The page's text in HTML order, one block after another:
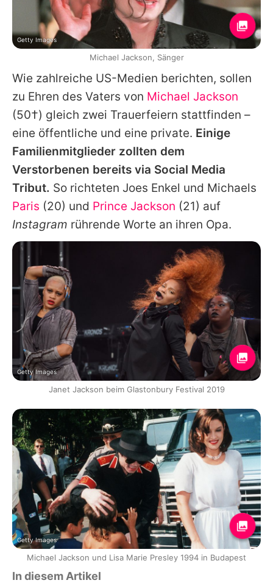
Wie zahlreiche US-Medien berichten, sollen
zu Ehren des Vaters von Michael Jackson
(50†) gleich zwei Trauerfeiern stattfinden –
eine öffentliche und eine private. Einige
Familienmitglieder zollten dem
Verstorbenen bereits via Social Media
Tribut. So richteten Joes Enkel und Michaels
Paris (20) und Prince Jackson (21) auf
Instagram rührende Worte an ihren Opa.
Getty Images
Michael Jackson, Sänger
Getty Images
Janet Jackson beim Glastonbury Festival 2019
Getty Images
Michael Jackson und Lisa Marie Presley 1994 in Budapest
In diesem Artikel